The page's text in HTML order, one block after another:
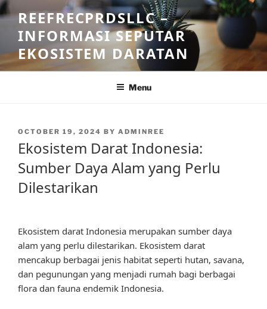
Skip
to
content
REEFRECPRDSLLC –
INFORMASI SEPUTAR
EKOSISTEM DARATAN
Menu
POSTED
ON
OCTOBER 19, 2024 BY ADMINREE
Ekosistem Darat Indonesia:
Sumber Daya Alam yang Perlu
Dilestarikan
Ekosistem darat Indonesia merupakan sumber daya
alam yang perlu dilestarikan. Ekosistem darat
mencakup berbagai jenis habitat seperti hutan, savana,
dan pegunungan yang menjadi rumah bagi berbagai
flora dan fauna endemik Indonesia.